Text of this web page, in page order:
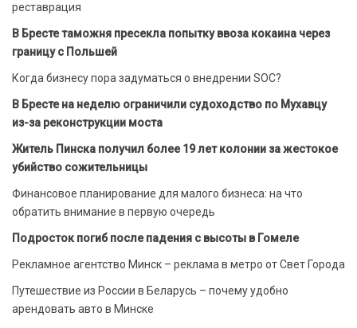
реставрация
В Бресте таможня пресекла попытку ввоза кокаина через
границу с Польшей
Когда бизнесу пора задуматься о внедрении SOC?
В Бресте на неделю ограничили судоходство по Мухавцу
из-за реконструкции моста
Житель Пинска получил более 19 лет колонии за жестокое
убийство сожительницы
Финансовое планирование для малого бизнеса: на что
обратить внимание в первую очередь
Подросток погиб после падения с высоты в Гомеле
Рекламное агентство Минск – реклама в метро от Свет Города
Путешествие из России в Беларусь – почему удобно
арендовать авто в Минске